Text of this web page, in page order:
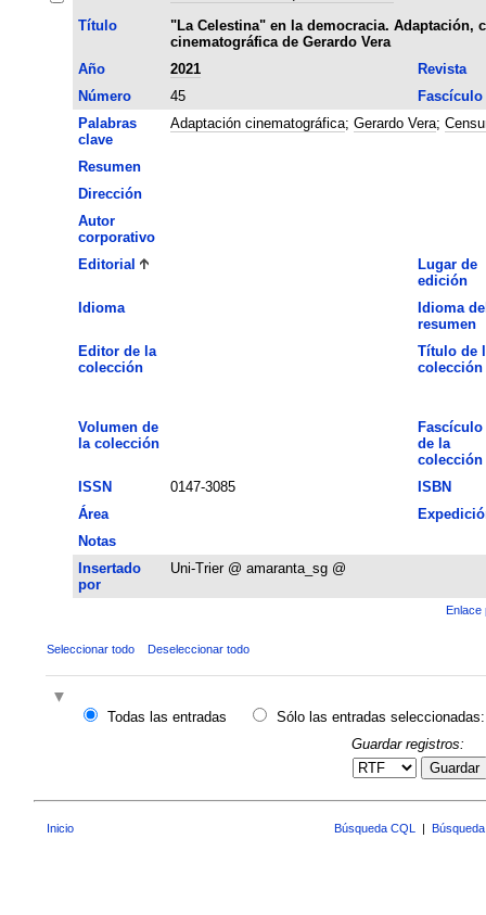
Título
"La Celestina" en la democracia. Adaptación,
cinematográfica de Gerardo Vera
Año
2021
Revista
Número
45
Fascículo
Palabras
clave
Adaptación cinematográfica; Gerardo Vera;
Resumen
Dirección
Autor
corporativo
Editorial
Lugar de
edición
Idioma
Idioma
resumen
Editor de la
colección
Título de
colección
Volumen de
la colección
Fascículo
de la
colección
ISSN
0147-3085
ISBN
Área
Notas
Insertado
por
Uni-Trier @ amaranta_sg @
Enlace
Seleccionar todo Deseleccionar todo
Todas las entradas
Sólo las entradas seleccionadas:
Guardar registros:
Guardar
Inicio Búsqueda CQL